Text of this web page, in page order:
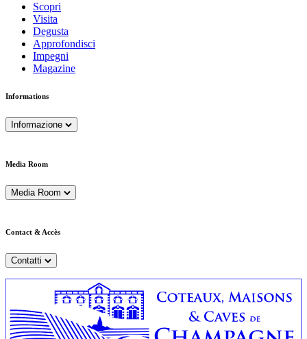
Scopri
Visita
Degusta
Approfondisci
Impegni
Magazine
Informations
Informazione
Media Room
Media Room
Contact & Accès
Contatti